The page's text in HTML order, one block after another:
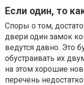
Если один, то
Споры о том,
двери один замок
ведутся давно. Это
обустраивать их
на этом хорошие
перечень